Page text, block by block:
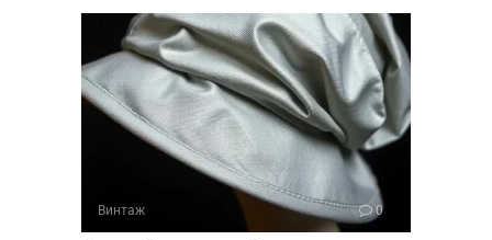
Винтаж 0